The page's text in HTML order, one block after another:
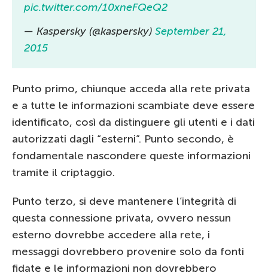
pic.twitter.com/10xneFQeQ2
— Kaspersky (@kaspersky) September 21,
2015
Punto primo, chiunque acceda alla rete privata
e a tutte le informazioni scambiate deve essere
identificato, così da distinguere gli utenti e i dati
autorizzati dagli “esterni”. Punto secondo, è
fondamentale nascondere queste informazioni
tramite il criptaggio.
Punto terzo, si deve mantenere l’integrità di
questa connessione privata, ovvero nessun
esterno dovrebbe accedere alla rete, i
messaggi dovrebbero provenire solo da fonti
fidate e le informazioni non dovrebbero